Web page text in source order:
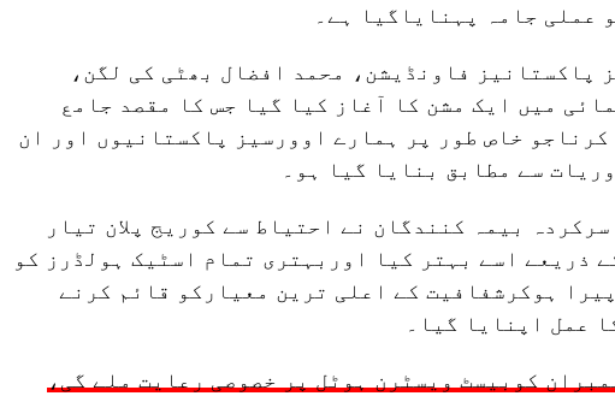
عملی جامہ پہنایاگیا ہے۔
پاکستانیز فاونڈیشن، محمد افضال بھٹی کی لگن،
میں ایک مشن کا آغاز کیا گیا جس کا مقصد جامع
خاص طور پر ہمارے اوورسیز پاکستانیوں اور ان
سے مطابق بنایا گیا ہو۔
بیمہ کنندگان نے احتیاط سے کوریج پلان تیار
ذریعے اسے بہتر کیا اوربہتری تمام اسٹیک ہولڈرز کو
ہوکرشفافیت کے اعلی ترین معیارکو قائم کرنے
عمل اپنایا گیا۔
کوبیسٹ ویسٹرن ہوٹل پر خصوصی رعایت ملے گی،